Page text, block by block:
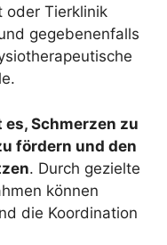
oder Tierklinik
gegebenenfalls
Schmerzen zu
fördern und den
. Durch gezielte
können
die Koordination